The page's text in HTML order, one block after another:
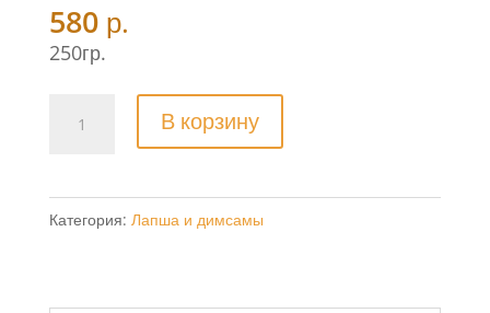
580 р.
250гр.
товара
рисовая
лапша
В корзину
Категория: Лапша и димсамы